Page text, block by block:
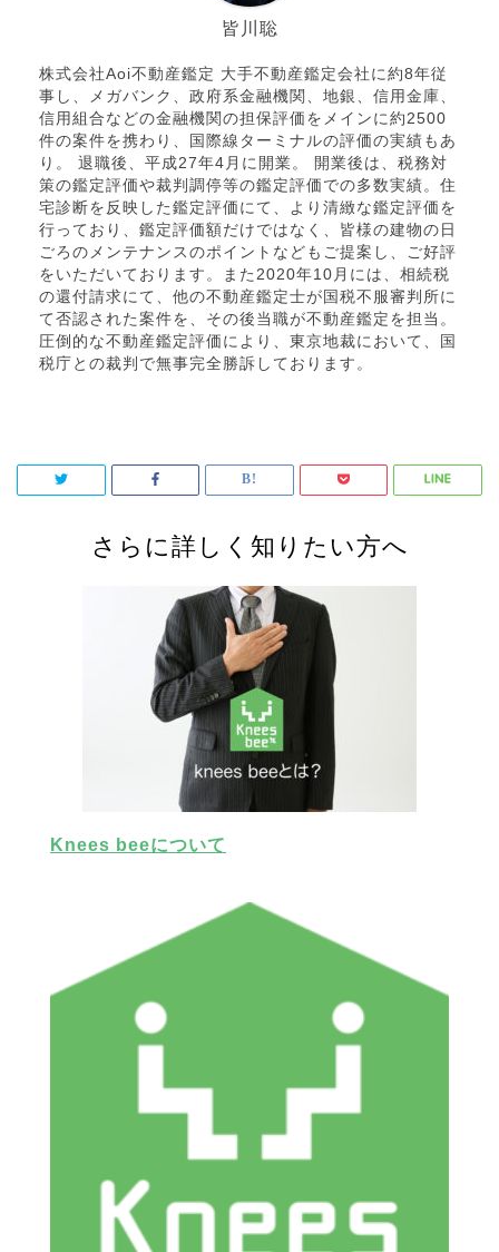
皆川聡
株式会社Aoi不動産鑑定 大手不動産鑑定会社に約8年従
事し、メガバンク、政府系金融機関、地銀、信用金庫、
信用組合などの金融機関の担保評価をメインに約2500
件の案件を携わり、国際線ターミナルの評価の実績もあ
り。 退職後、平成27年4月に開業。 開業後は、税務対
策の鑑定評価や裁判調停等の鑑定評価での多数実績。住
宅診断を反映した鑑定評価にて、より清緻な鑑定評価を
行っており、鑑定評価額だけではなく、皆様の建物の日
ごろのメンテナンスのポイントなどもご提案し、ご好評
をいただいております。また2020年10月には、相続税
の還付請求にて、他の不動産鑑定士が国税不服審判所に
て否認された案件を、その後当職が不動産鑑定を担当。
圧倒的な不動産鑑定評価により、東京地裁において、国
税庁との裁判で無事完全勝訴しております。
さらに詳しく知りたい方へ
Knees beeについて